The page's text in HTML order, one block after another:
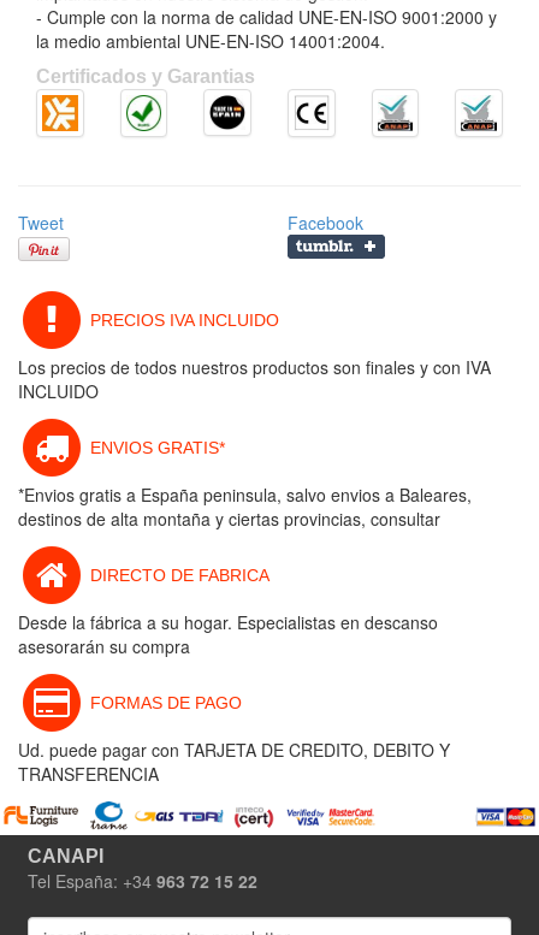
- Cumple con la norma de calidad UNE-EN-ISO 9001:2000 y
la medio ambiental UNE-EN-ISO 14001:2004.
Certificados y Garantias
Tweet Facebook
PRECIOS IVA INCLUIDO
Los precios de todos nuestros productos son finales y con IVA
INCLUIDO
ENVIOS GRATIS*
*Envios gratis a España peninsula, salvo envios a Baleares,
destinos de alta montaña y ciertas provincias, consultar
DIRECTO DE FABRICA
Desde la fábrica a su hogar. Especialistas en descanso
asesorarán su compra
FORMAS DE PAGO
Ud. puede pagar con TARJETA DE CREDITO, DEBITO Y
TRANSFERENCIA
CANAPI
Tel España: +34 963 72 15 22